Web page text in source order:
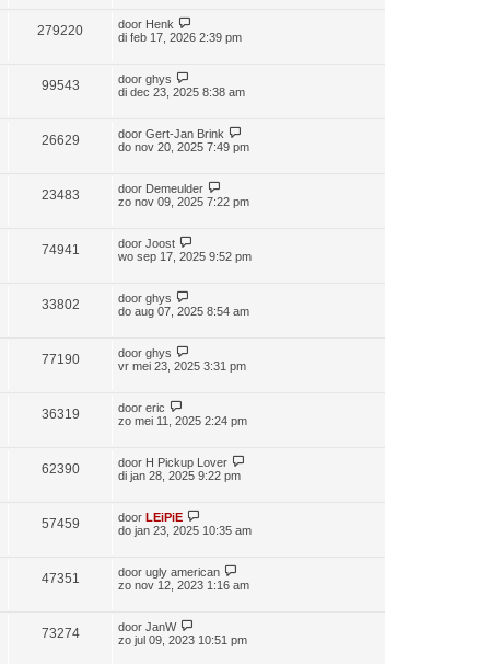
279220 door Henk
di feb 17, 2026 2:39 pm
99543 door ghys
di dec 23, 2025 8:38 am
26629 door Gert-Jan Brink
do nov 20, 2025 7:49 pm
23483 door Demeulder
zo nov 09, 2025 7:22 pm
74941 door Joost
wo sep 17, 2025 9:52 pm
33802 door ghys
do aug 07, 2025 8:54 am
77190 door ghys
vr mei 23, 2025 3:31 pm
36319 door eric
zo mei 11, 2025 2:24 pm
62390 door H Pickup Lover
di jan 28, 2025 9:22 pm
57459 door LEiPiE
do jan 23, 2025 10:35 am
47351 door ugly american
zo nov 12, 2023 1:16 am
73274 door JanW
zo jul 09, 2023 10:51 pm